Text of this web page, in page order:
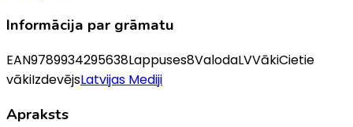
Informācija par grāmatu
EAN9789934295638Lappuses8ValodaLVVākiCietie
vākiIzdevējsLatvijas Mediji
Apraksts